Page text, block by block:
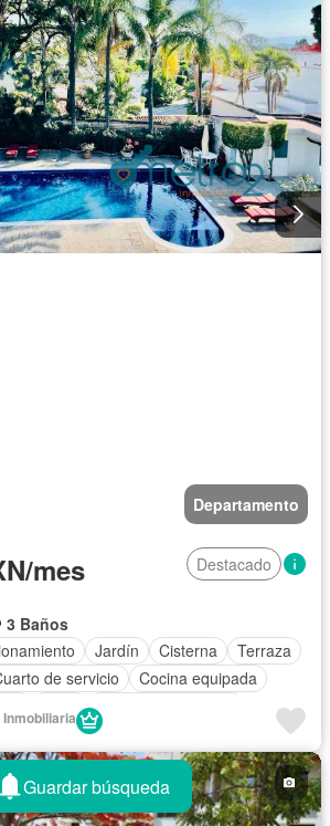
Departamento
mes
Destacado
3 Baños
Jardín Cisterna
Terraza
de servicio
Cocina equipada
Cuarto de Limpieza
Televisión por cable
Caseta de vigilancia
Permite mascotas
familias Completamente amueblado
Inmobiliaria
Guardar búsqueda